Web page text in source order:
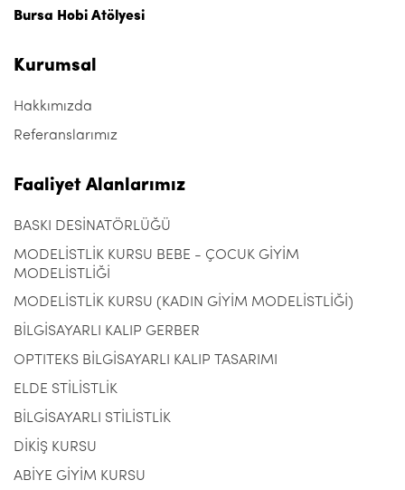
Bursa Hobi Atölyesi
Kurumsal
Hakkımızda
Referanslarımız
Faaliyet Alanlarımız
BASKI DESİNATÖRLÜĞÜ
MODELİSTLİK KURSU BEBE - ÇOCUK GİYİM
MODELİSTLİĞİ
MODELİSTLİK KURSU (KADIN GİYİM MODELİSTLİĞİ)
BİLGİSAYARLI KALIP GERBER
OPTITEKS BİLGİSAYARLI KALIP TASARIMI
ELDE STİLİSTLİK
BİLGİSAYARLI STİLİSTLİK
DİKİŞ KURSU
ABİYE GİYİM KURSU